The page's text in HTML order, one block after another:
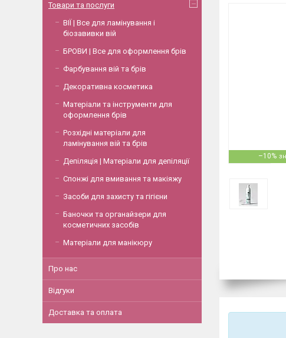
–10%
Товари та послуги
ВІЇ | Все для ламінування і
біозавивки вій
БРОВИ | Все для оформлення брів
Фарбування вій та брів
Декоративна косметика
Матеріали та інструменти для
оформлення брів
Розхідні матеріали для
ламінування вій та брів
Депіляція | Матеріали для депіляції
Спонжі для вмивання та макіяжу
Засоби для захисту та гігієни
Баночки та органайзери для
косметичних засобів
Матеріали для манікюру
Про нас
Відгуки
Доставка та оплата